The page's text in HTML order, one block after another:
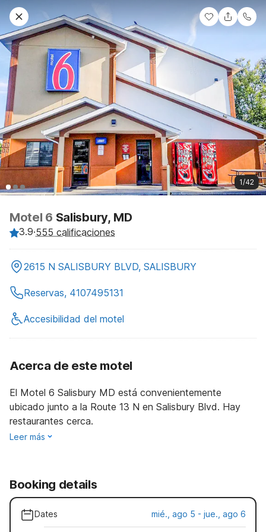
1/42
Motel 6 Salisbury, MD
3.9·555 calificaciones
2615 N SALISBURY BLVD, SALISBURY
Reservas, 4107495131
Accesibilidad del motel
Acerca de este motel
El Motel 6 Salisbury MD está convenientemente
ubicado junto a la Route 13 N en Salisbury Blvd. Hay
restaurantes cerca.
Leer más
Booking details
Dates mié., ago 5 - jue., ago 6